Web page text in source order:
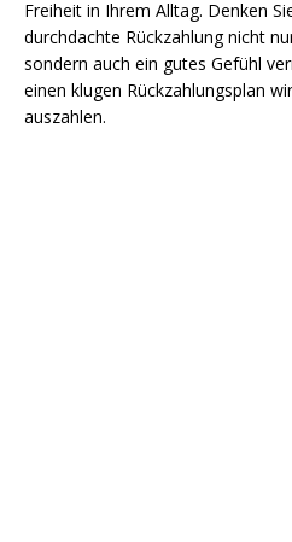
Freiheit in Ihrem Alltag. Denken
durchdachte Rückzahlung nicht
sondern auch ein gutes Gefühl
einen klugen Rückzahlungsplan
auszahlen.